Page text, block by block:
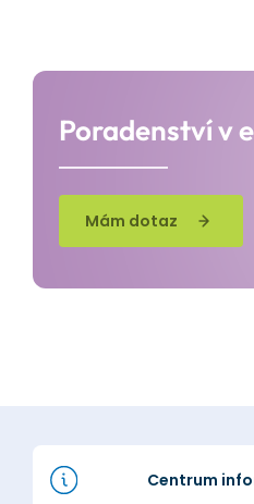
Poradenství v
Mám dotaz
Centrum